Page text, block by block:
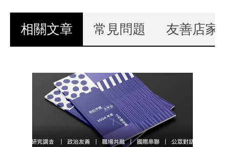
演講邀約
相關文章 (作用中頁籤)
常見問題 友善店家